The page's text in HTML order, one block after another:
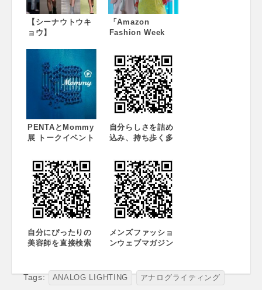
【シーナウトウキ
ョウ】
ンドのスペシャル
セールをWEBと
SHOPで同時開
催！
「Amazon
Fashion Week
A/W」キービジュ
アル発表
PENTAとMommy
展 トークイベント
sat 18:00-
20:00（※PENTA
とMommy展は
12/2（水）～12/8
日（火）まで）
自分らしさを詰め
込み、持ち歩く多
クラウドバッグシ
リーズ』発売のお
知らせ
自分にぴったりの
美容師を直接検索
サイト「スタイリ
ストディレクト
メンズファッショ
ンウェブマガジン
ライフ）」の情報
Tags: ANALOG LIGHTING アナログライティング